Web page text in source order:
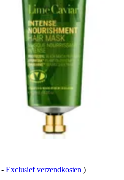
- Exclusief verzendkosten )